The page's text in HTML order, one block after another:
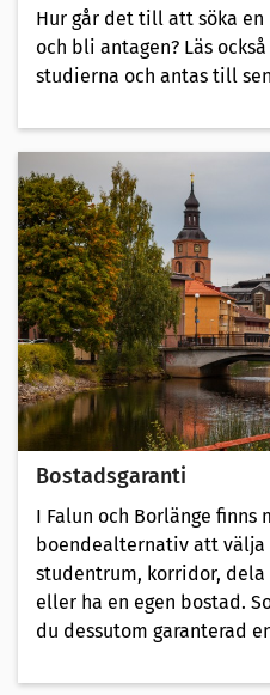
Hur går det till att söka
och bli antagen? Läs
studierna och antas till
Bostadsgaranti
I Falun och Borlänge finns
boendealternativ att välja
studentrum, korridor,
eller ha en egen bostad.
du dessutom garanterad